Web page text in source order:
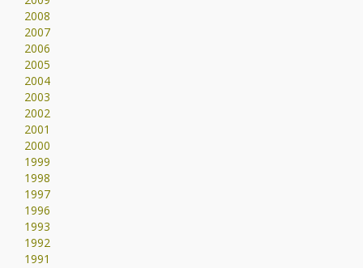
2008
2007
2006
2005
2004
2003
2002
2001
2000
1999
1998
1997
1996
1993
1992
1991